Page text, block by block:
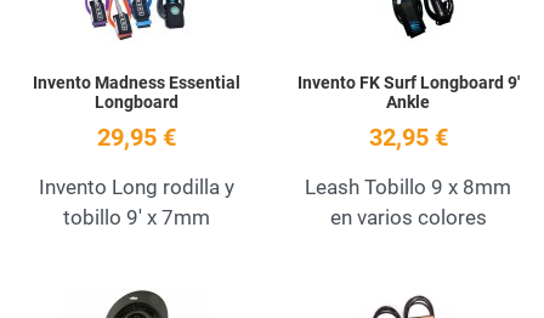
Invento Madness Essential
Longboard
29,95 €
Invento Long rodilla y
tobillo 9' x 7mm
Invento FK Surf Longboard 9'
Ankle
32,95 €
Leash Tobillo 9 x 8mm
en varios colores
Add to Wishlist